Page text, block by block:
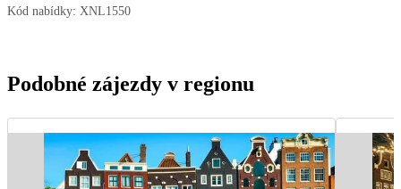
Kód nabídky: XNL1550
Podobné zájezdy v regionu